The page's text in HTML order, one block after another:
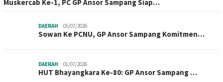
Muskercab Ke-1, PC GP Ansor Sampang Siap…
DAERAH 05/07/2026
Sowan Ke PCNU, GP Ansor Sampang Komitmen…
DAERAH 01/07/2026
HUT Bhayangkara Ke-80: GP Ansor Sampang …